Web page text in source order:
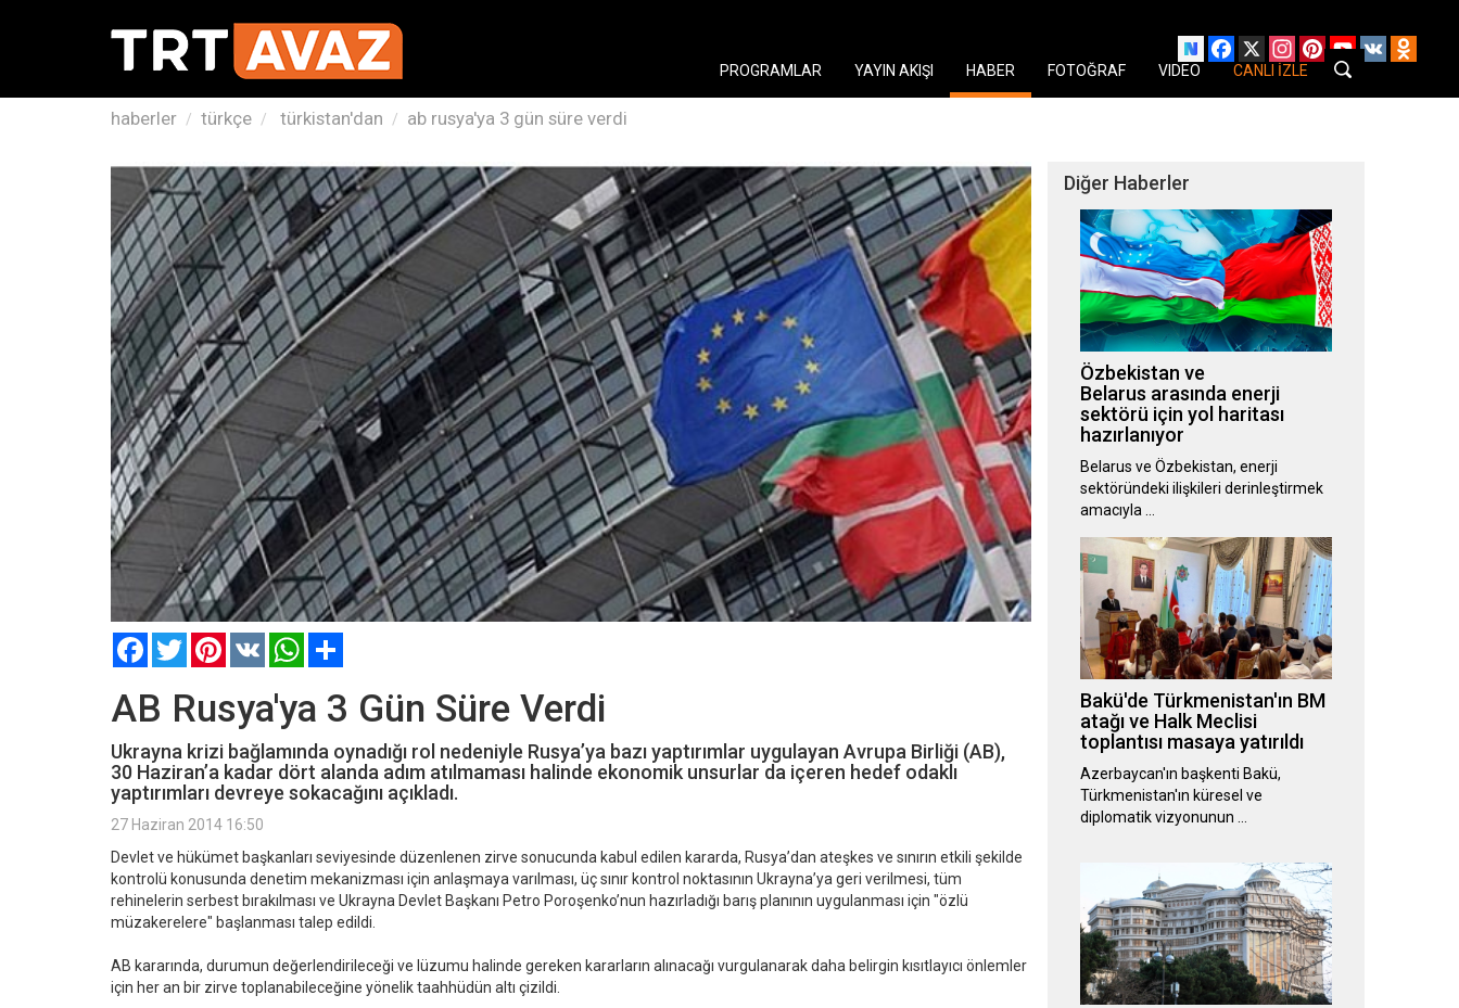
Facebook
X Instagram
PinterestYouTube
VK
PROGRAMLAR
YAYIN AKIŞI HABER FOTOĞRAF VIDEO CANLI İZLE
haberler türkçe türkistan'dan ab rusya'ya 3 gün süre verdi
FacebookTwitterPinterest
VK WhatsApp
AB Rusya'ya 3 Gün Süre Verdi
Ukrayna krizi bağlamında oynadığı rol nedeniyle Rusya’ya bazı yaptırımlar uygulayan Avrupa Birliği (AB),
30 Haziran’a kadar dört alanda adım atılmaması halinde ekonomik unsurlar da içeren hedef odaklı
yaptırımları devreye sokacağını açıkladı.
27 Haziran 2014 16:50
Devlet ve hükümet başkanları seviyesinde düzenlenen zirve sonucunda kabul edilen kararda, Rusya’dan ateşkes ve sınırın etkili şekilde
kontrolü konusunda denetim mekanizması için anlaşmaya varılması, üç sınır kontrol noktasının Ukrayna’ya geri verilmesi, tüm
rehinelerin serbest bırakılması ve Ukrayna Devlet Başkanı Petro Poroşenko’nun hazırladığı barış planının uygulanması için "özlü
müzakerelere" başlanması talep edildi.
AB kararında, durumun değerlendirileceği ve lüzumu halinde gereken kararların alınacağı vurgulanarak daha belirgin kısıtlayıcı önlemler
için her an bir zirve toplanabileceğine yönelik taahhüdün altı çizildi.
Diğer Haberler
Özbekistan ve
Belarus arasında enerji
sektörü için yol haritası
hazırlanıyor
Belarus ve Özbekistan, enerji
sektöründeki ilişkileri derinleştirmek
amacıyla …
Bakü'de Türkmenistan'ın BM
atağı ve Halk Meclisi
toplantısı masaya yatırıldı
Azerbaycan'ın başkenti Bakü,
Türkmenistan'ın küresel ve
diplomatik vizyonunun …